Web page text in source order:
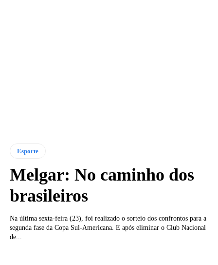
Esporte
Melgar: No caminho dos
brasileiros
Na última sexta-feira (23), foi realizado o sorteio dos confrontos para a
segunda fase da Copa Sul-Americana. E após eliminar o Club Nacional
de...